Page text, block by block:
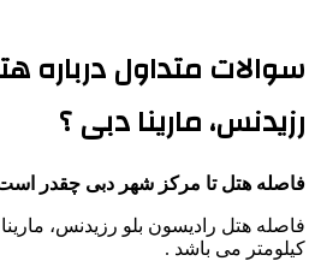
سوالات متداول درباره
رزیدنس، مارینا دبی ؟
فاصله هتل تا مرکز شهر دبی چقدر
کیلومتر می باشد .